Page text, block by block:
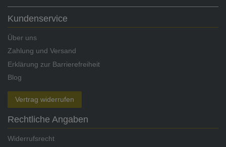
Kundenservice
Über uns
Zahlung und Versand
Erklärung zur Barrierefreiheit
Blog
Vertrag widerrufen
Rechtliche Angaben
Widerrufsrecht